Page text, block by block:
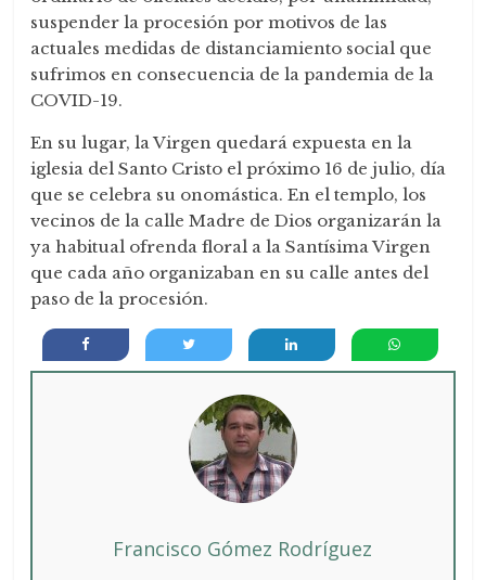
suspender la procesión por motivos de las
actuales medidas de distanciamiento social que
sufrimos en consecuencia de la pandemia de la
COVID-19.
En su lugar, la Virgen quedará expuesta en la
iglesia del Santo Cristo el próximo 16 de julio, día
que se celebra su onomástica. En el templo, los
vecinos de la calle Madre de Dios organizarán la
ya habitual ofrenda floral a la Santísima Virgen
que cada año organizaban en su calle antes del
paso de la procesión.
Francisco Gómez Rodríguez